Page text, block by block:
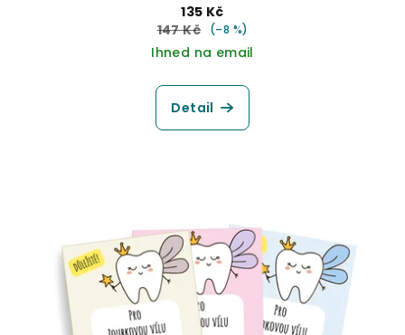
135 Kč
147 Kč
(–8 %)
Ihned na email
Detail